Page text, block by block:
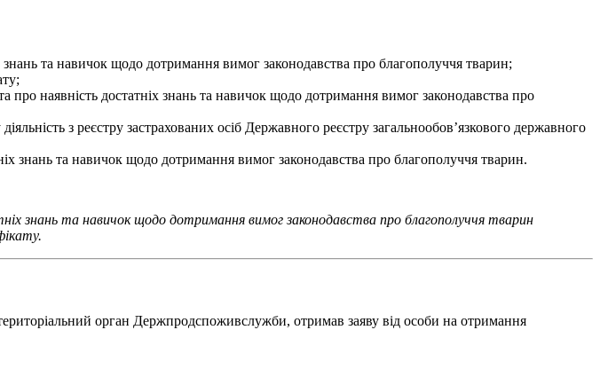
знань та навичок щодо дотримання вимог законодавства про благополуччя тварин;
про наявність достатніх знань та навичок щодо дотримання вимог законодавства про
з реєстру застрахованих осіб Державного реєстру загальнообов’язкового державного
знань та навичок щодо дотримання вимог законодавства про благополуччя тварин.
знань та навичок щодо дотримання вимог законодавства про благополуччя тварин
орган Держпродспоживслужби, отримав заяву від особи на отримання